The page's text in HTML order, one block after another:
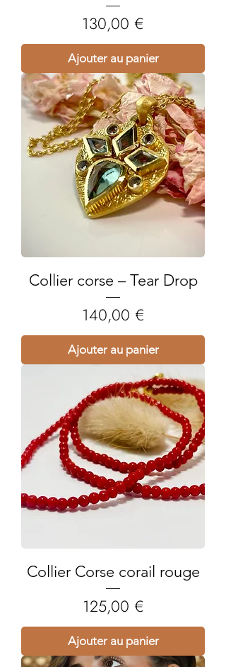
Prix
130,00 €
Ajouter au panier
Collier corse – Tear Drop
Prix
140,00 €
Ajouter au panier
Collier Corse corail rouge
Prix
125,00 €
Ajouter au panier